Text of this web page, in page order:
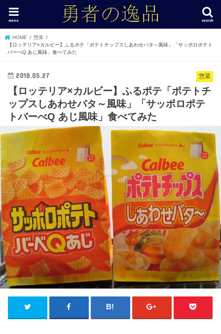
search
menu
HOME
惣菜
【ロッテリア×カルビー】ふるポテ「ポテトチップスしあわせバタ～風味」「サッポロポテト
バーべQ あじ風味」食べてみた
惣菜
2018.05.27
【ロッテリア×カルビー】ふるポテ「ポテトチ
ップスしあわせバタ～風味」「サッポロポテ
トバーべQ あじ風味」食べてみた